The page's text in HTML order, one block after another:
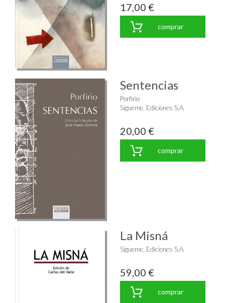
17,00 €
comprar
Sentencias
Porfirio
Sigueme, Ediciones S.A.
20,00 €
comprar
La Misná
Sigueme, Ediciones S.A.
59,00 €
comprar